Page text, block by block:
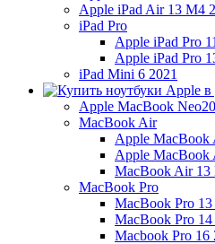
Apple iPad Air 13 M4
iPad Pro
Apple iPad Pro
Apple iPad Pro
iPad Mini 6 2021
Apple MacBook Neo
MacBook Air
Apple MacBook
Apple MacBook
MacBook Air 13
MacBook Pro
MacBook Pro
MacBook Pro 14
Macbook Pro 16